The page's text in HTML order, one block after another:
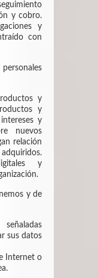
y cobro.
y
con
y
y
y
nuevos
relación
y
y de
sus datos
Internet o